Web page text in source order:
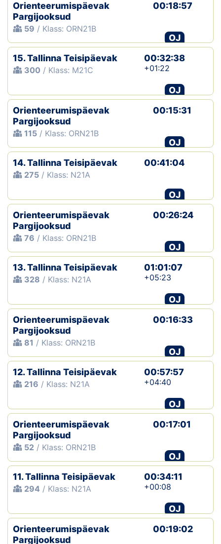
Orienteerumispäevak
Pargijooksud
59 / Klass: ORN21B
00:18:57
OJ
15. Tallinna Teisipäevak
300 / Klass: M21C
00:32:38
+01:22
OJ
Orienteerumispäevak
Pargijooksud
115 / Klass: ORN21B
00:15:31
OJ
14. Tallinna Teisipäevak
275 / Klass: N21A
00:41:04
OJ
Orienteerumispäevak
Pargijooksud
76 / Klass: ORN21B
00:26:24
OJ
13. Tallinna Teisipäevak
328 / Klass: N21A
01:01:07
+05:23
OJ
Orienteerumispäevak
Pargijooksud
81 / Klass: ORN21B
00:16:33
OJ
12. Tallinna Teisipäevak
216 / Klass: N21A
00:57:57
+04:40
OJ
Orienteerumispäevak
Pargijooksud
52 / Klass: ORN21B
00:17:01
OJ
11. Tallinna Teisipäevak
294 / Klass: N21A
00:34:11
+00:08
OJ
Orienteerumispäevak
Pargijooksud
00:19:02